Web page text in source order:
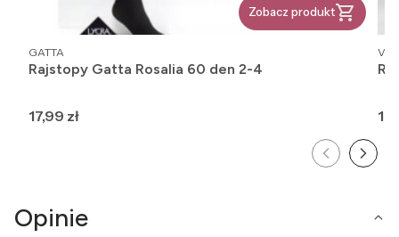
Zobacz produkt
PRODUCENT
GATTA
Rajstopy Gatta Rosalia 60 den 2-4
Cena
17,99 zł
Opinie